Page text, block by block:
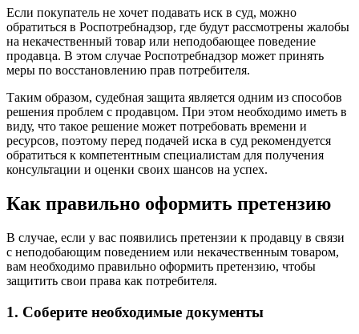
Если покупатель не хочет подавать иск в суд, можно
обратиться в Роспотребнадзор, где будут рассмотрены жалобы
на некачественный товар или неподобающее поведение
продавца. В этом случае Роспотребнадзор может принять
меры по восстановлению прав потребителя.
Таким образом, судебная защита является одним из способов
решения проблем с продавцом. При этом необходимо иметь в
виду, что такое решение может потребовать времени и
ресурсов, поэтому перед подачей иска в суд рекомендуется
обратиться к компетентным специалистам для получения
консультации и оценки своих шансов на успех.
Как правильно оформить претензию
В случае, если у вас появились претензии к продавцу в связи
с неподобающим поведением или некачественным товаром,
вам необходимо правильно оформить претензию, чтобы
защитить свои права как потребителя.
1. Соберите необходимые документы